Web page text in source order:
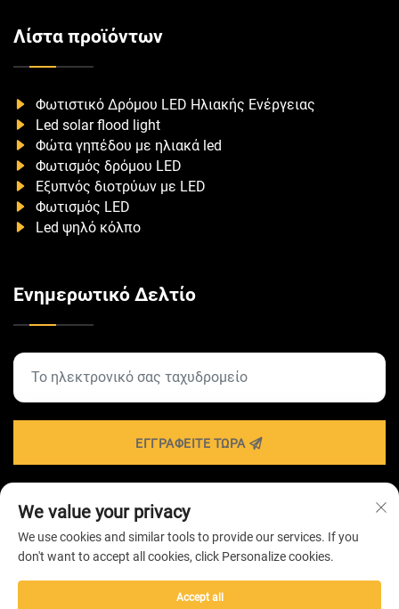
Λίστα προϊόντων
Φωτιστικό Δρόμου LED Ηλιακής Ενέργειας
Led solar flood light
Φώτα γηπέδου με ηλιακά led
Φωτισμός δρόμου LED
Εξυπνός διοτρύων με LED
Φωτισμός LED
Led ψηλό κόλπο
Ενημερωτικό Δελτίο
ΕΓΓΡΑΦΕΊΤΕ ΤΏΡΑ
Πνευματικά δικαιώματα © 2026 από ZHONGSHAN
HAIROLUX LIGHTING Technology Co.,Ltd - Πολιτική
We value your privacy
We use cookies and similar tools to provide our services. If you
don't want to accept all cookies, click Personalize cookies.
Accept all